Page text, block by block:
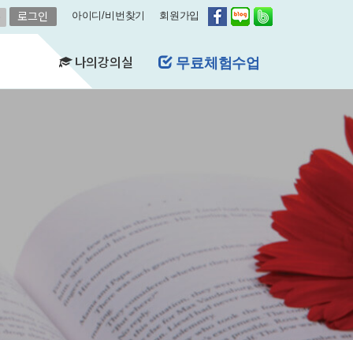
아이디/비번찾기 회원가입
영어첨삭
쿠폰관리
결제내역
나의강의실 무료체험수업